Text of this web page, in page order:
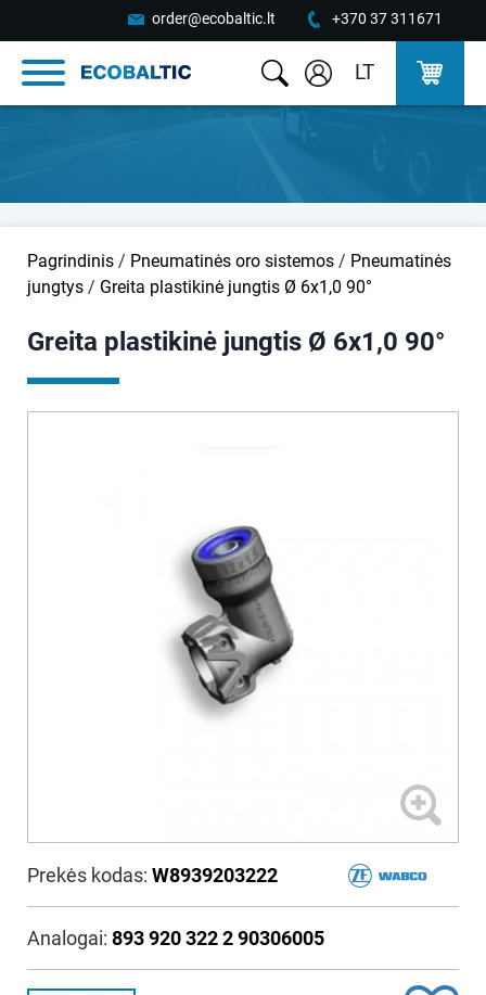
order@ecobaltic.lt +370 37 311671
LT
Pagrindinis / Pneumatinės oro sistemos / Pneumatinės
jungtys / Greita plastikinė jungtis Ø 6x1,0 90°
Greita plastikinė jungtis Ø 6x1,0 90°
Prekės kodas: W8939203222
Analogai: 893 920 322 2 90306005